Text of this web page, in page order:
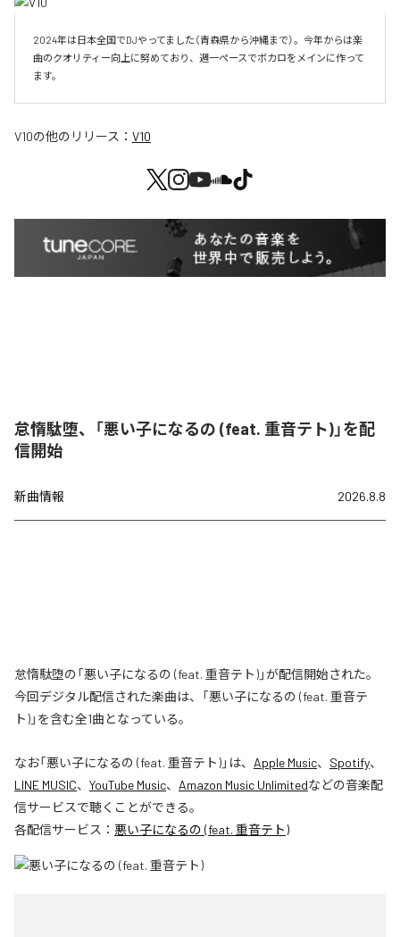
2024年は日本全国でDJやってました（青森県から沖縄まで）。今年からは楽
曲のクオリティー向上に努めており、週一ペースでボカロをメインに作って
V10の他のリリース： V10
怠惰駄堕、「悪い子になるの (feat. 重音テト)」を配
信開始
新曲情報 2026.8.8
怠惰駄堕の「悪い子になるの (feat. 重音テト)」が配信開始された。
今回デジタル配信された楽曲は、「悪い子になるの (feat. 重音テ
ト)」を含む全1曲となっている。
なお「悪い子になるの (feat. 重音テト)」は、 Apple Music、 Spotify、
LINE MUSIC、 YouTube Music、 Amazon Music Unlimitedなどの音楽配
信サービスで聴くことができる。
各配信サービス： 悪い子になるの (feat. 重音テト)